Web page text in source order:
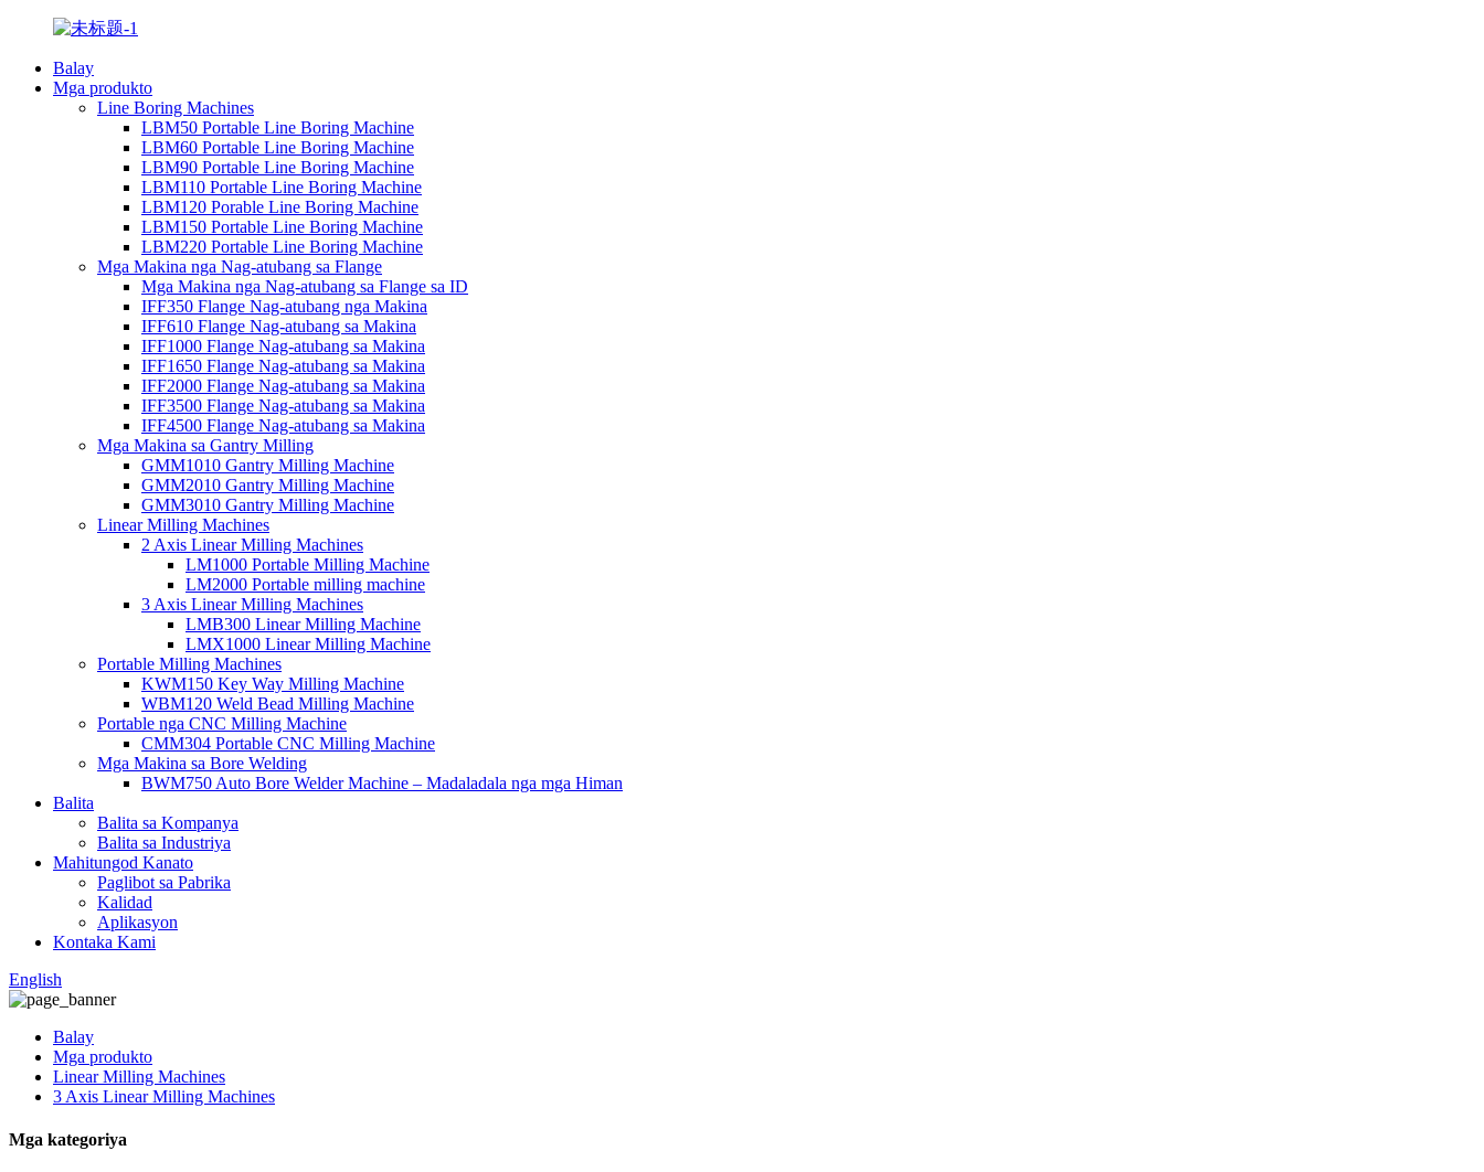
Balay
Mga produkto
Line Boring Machines
LBM50 Portable Line Boring Machine
LBM60 Portable Line Boring Machine
LBM90 Portable Line Boring Machine
LBM110 Portable Line Boring Machine
LBM120 Porable Line Boring Machine
LBM150 Portable Line Boring Machine
LBM220 Portable Line Boring Machine
Mga Makina nga Nag-atubang sa Flange
Mga Makina nga Nag-atubang sa Flange sa ID
IFF350 Flange Nag-atubang nga Makina
IFF610 Flange Nag-atubang sa Makina
IFF1000 Flange Nag-atubang sa Makina
IFF1650 Flange Nag-atubang sa Makina
IFF2000 Flange Nag-atubang sa Makina
IFF3500 Flange Nag-atubang sa Makina
IFF4500 Flange Nag-atubang sa Makina
Mga Makina sa Gantry Milling
GMM1010 Gantry Milling Machine
GMM2010 Gantry Milling Machine
GMM3010 Gantry Milling Machine
Linear Milling Machines
2 Axis Linear Milling Machines
LM1000 Portable Milling Machine
LM2000 Portable milling machine
3 Axis Linear Milling Machines
LMB300 Linear Milling Machine
LMX1000 Linear Milling Machine
Portable Milling Machines
KWM150 Key Way Milling Machine
WBM120 Weld Bead Milling Machine
Portable nga CNC Milling Machine
CMM304 Portable CNC Milling Machine
Mga Makina sa Bore Welding
BWM750 Auto Bore Welder Machine – Madaladala nga mga Himan
Balita
Balita sa Kompanya
Balita sa Industriya
Mahitungod Kanato
Paglibot sa Pabrika
Kalidad
Aplikasyon
Kontaka Kami
English
Balay
Mga produkto
Linear Milling Machines
3 Axis Linear Milling Machines
Mga kategoriya